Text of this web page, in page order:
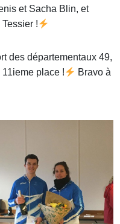
et Sacha Blin, et
!
des départementaux 49,
place !
Bravo à